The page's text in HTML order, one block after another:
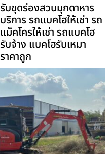
รับขุดร่องสวนมุกดาหาร
บริการ รถแบคโฮให้เช่า รถ
แม็คโครให้เช่า รถแบคโฮ
รับจ้าง แบคโฮรับเหมา
ราคาถูก